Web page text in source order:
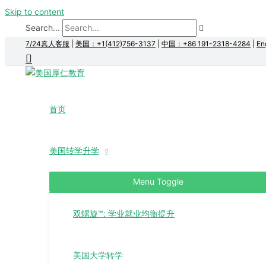
Skip to content
Search...
7/24真人客服 美国：+1(412)756-3137 中国：+86 191-2318-4284
首页
美国转学升学
Menu Toggle
双螺旋™: 学业就业均衡提升
美国大学转学